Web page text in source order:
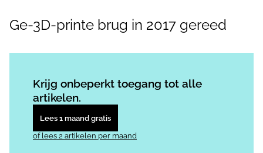
Ge-3D-printe brug in 2017 gereed
Krijg onbeperkt toegang tot alle
artikelen.
Lees 1 maand gratis
of lees 2 artikelen per maand